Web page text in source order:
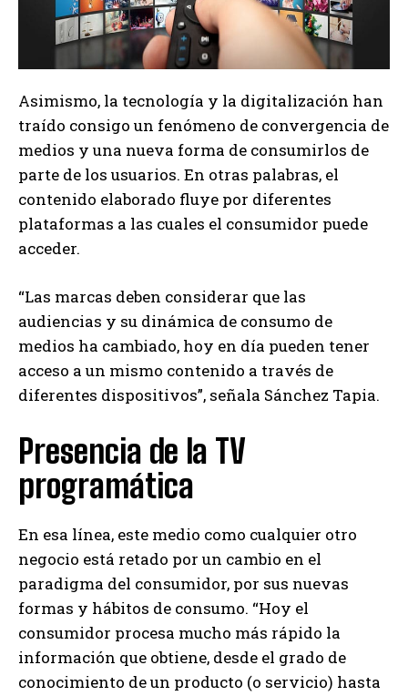
Asimismo, la tecnología y la digitalización han
traído consigo un fenómeno de convergencia de
medios y una nueva forma de consumirlos de
parte de los usuarios. En otras palabras, el
contenido elaborado fluye por diferentes
plataformas a las cuales el consumidor puede
acceder.
“Las marcas deben considerar que las
audiencias y su dinámica de consumo de
medios ha cambiado, hoy en día pueden tener
acceso a un mismo contenido a través de
diferentes dispositivos”, señala Sánchez Tapia.
Presencia de la TV
programática
En esa línea, este medio como cualquier otro
negocio está retado por un cambio en el
paradigma del consumidor, por sus nuevas
formas y hábitos de consumo. “Hoy el
consumidor procesa mucho más rápido la
información que obtiene, desde el grado de
conocimiento de un producto (o servicio) hasta